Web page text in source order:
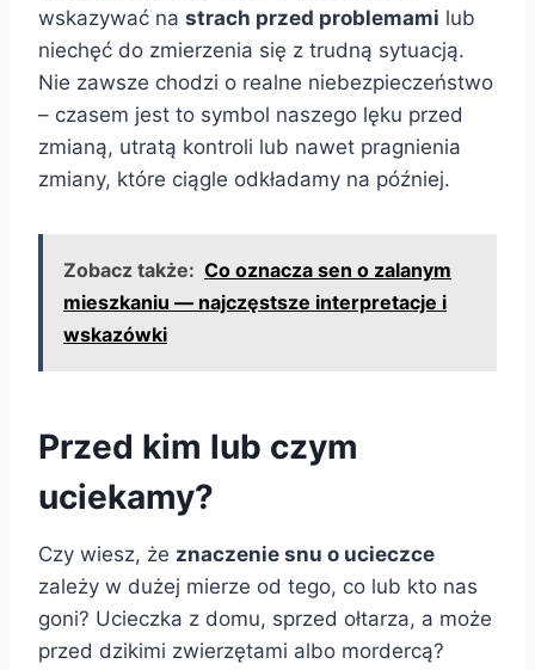
wskazywać na strach przed problemami lub
niechęć do zmierzenia się z trudną sytuacją.
Nie zawsze chodzi o realne niebezpieczeństwo
– czasem jest to symbol naszego lęku przed
zmianą, utratą kontroli lub nawet pragnienia
zmiany, które ciągle odkładamy na później.
Zobacz także: Co oznacza sen o zalanym
mieszkaniu — najczęstsze interpretacje i
wskazówki
Przed kim lub czym
uciekamy?
Czy wiesz, że znaczenie snu o ucieczce
zależy w dużej mierze od tego, co lub kto nas
goni? Ucieczka z domu, sprzed ołtarza, a może
przed dzikimi zwierzętami albo mordercą?